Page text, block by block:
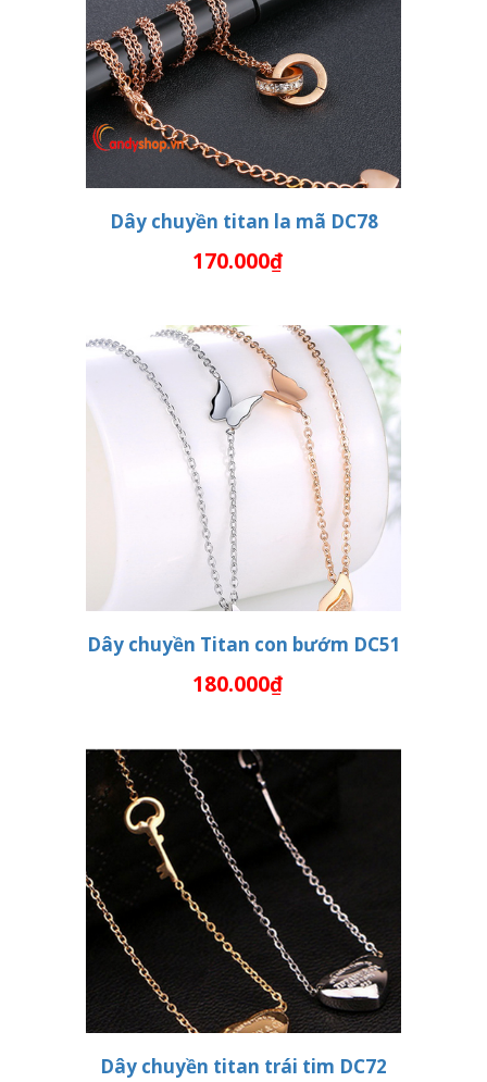
THÊM VÀO GIỎ HÀNG
Dây chuyền titan la mã DC78
170.000₫
THÊM VÀO GIỎ HÀNG
Dây chuyền Titan con bướm DC51
180.000₫
Dây chuyền titan trái tim DC72